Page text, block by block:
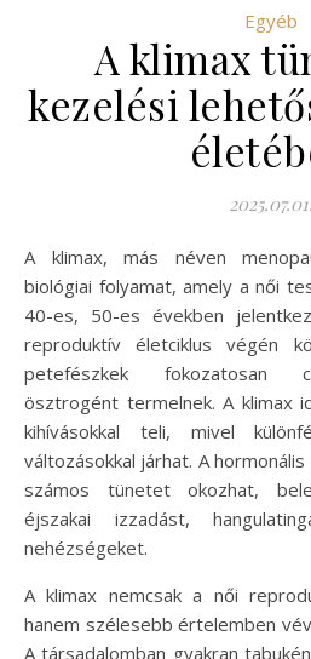
Egyéb
A klimax
kezelési
2025.07.01.
A klimax, más néven menopauza, egy természetes
biológiai folyamat, amely a női
40-es, 50-es években
reproduktív életciklus végén
petefészkek fokozatosan
ösztrogént termelnek. A klimax
kihívásokkal teli, mivel
változásokkal járhat. A
számos tünetet okozhat,
éjszakai izzadást,
nehézségeket.
A klimax nemcsak a női
hanem szélesebb értelemben
A társadalomban gyakran